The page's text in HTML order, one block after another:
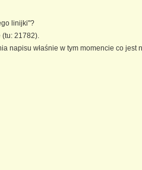
linijki"?
21782).
napisu właśnie w tym momencie co